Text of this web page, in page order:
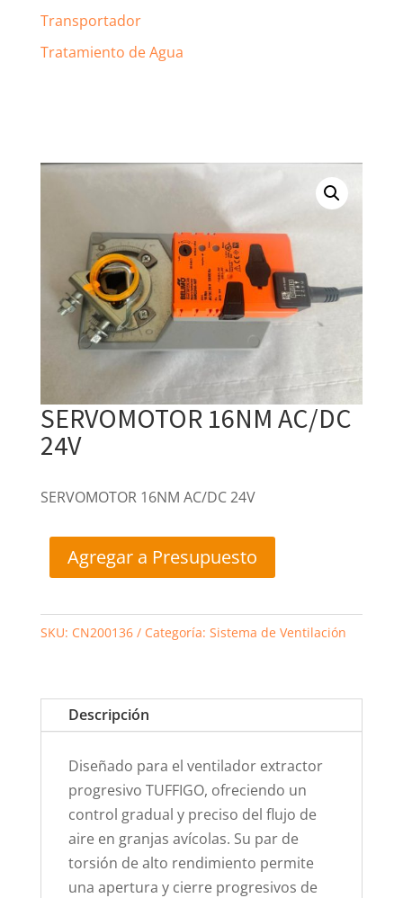
Transportador
Tratamiento de Agua
SERVOMOTOR 16NM AC/DC
24V
SERVOMOTOR 16NM AC/DC 24V
Agregar a Presupuesto
SKU: CN200136 Categoría: Sistema de Ventilación
Descripción
Diseñado para el ventilador extractor
progresivo TUFFIGO, ofreciendo un
control gradual y preciso del flujo de
aire en granjas avícolas. Su par de
torsión de alto rendimiento permite
una apertura y cierre progresivos de